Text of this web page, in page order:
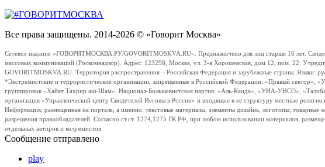
Все права защищены. 2014-2026 © «Говорит Москва»
Сетевое издание «ГОВОРИТМОСКВА.РУ/GOVORITMOSKVA.RU». Предназначено для лиц старше 16 лет.
массовых коммуникаций (Роскомнадзор). Адрес: 123298, Москва, ул. 3-я Хорошевская, дом 12, пом. 22.
GOVORITMOSKVA.RU. Территория распространения – Российская Федерация и зарубежные страны. Языки:
*Экстремистские и террористические организации, запрещенные в Российской Федерации: «Правый
группировок «Хайят Тахрир аш-Шам», Национал-Большевистская партия, «Аль-Каида», «УНА-УНСО»,
организация «Управленческий центр Свидетелей Иеговы в России» и входящие в ее структуру местные
Информация, размещенная на портале, а именно: текстовые материалы, элементы дизайна, логотипы,
разрешения правообладателей. Согласно ст.ст. 1274,1275 ГК РФ, при любом использовании материалов,
отдельных авторов и колумнистов.
Сообщение отправлено
play